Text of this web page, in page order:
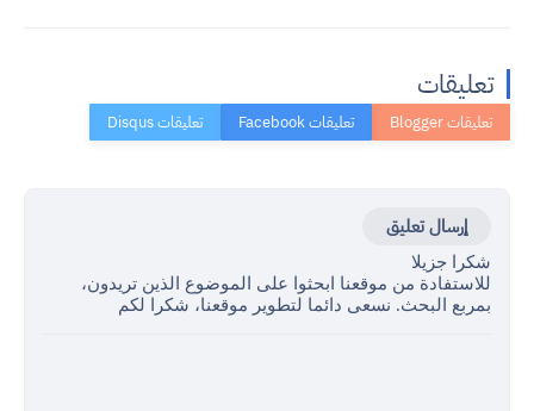
تعليقات
إرسال تعليق
شكرا جزيلا
للاستفادة من موقعنا ابحثوا على الموضوع الذين تريدون،
بمربع البحث. نسعى دائما لتطوير موقعنا، شكرا لكم